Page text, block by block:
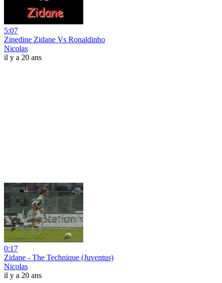
5:07
Zinedine Zidane Vs Ronaldinho
Nicolas
il y a 20 ans
0:17
Zidane - The Technique (Juventus)
Nicolas
il y a 20 ans